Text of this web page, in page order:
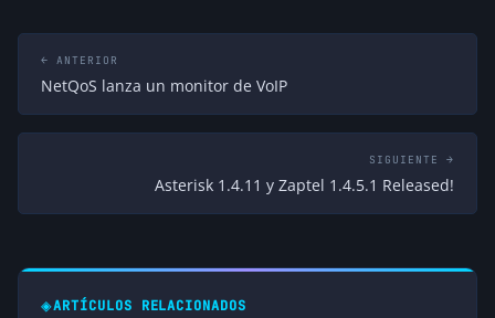
← ANTERIOR
NetQoS lanza un monitor de VoIP
SIGUIENTE →
Asterisk 1.4.11 y Zaptel 1.4.5.1 Released!
◈ARTÍCULOS RELACIONADOS